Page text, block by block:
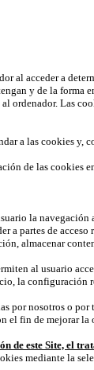
al acceder a
y de la forma
ordenador. Las
a las cookies y,
de las cookies
la
a partes de
almacenar
al usuario
la configuración
por nosotros o
el fin de mejorar
de este Site, el
mediante la